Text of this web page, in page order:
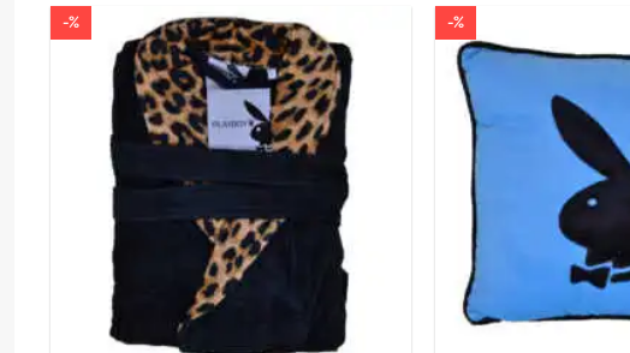
-% -%